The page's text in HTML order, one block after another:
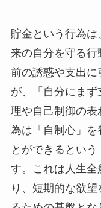
貯金という行為
来の自分を守る
前の誘惑や支出
が、「自分にま
理や自己制御の
為は「自制心」を
とができるとい
す。これは人生
り、短期的な欲